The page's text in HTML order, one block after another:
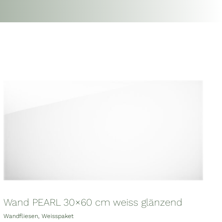
Wand PEARL 30×60 cm weiss glänzend
Wandfliesen Weisspaket